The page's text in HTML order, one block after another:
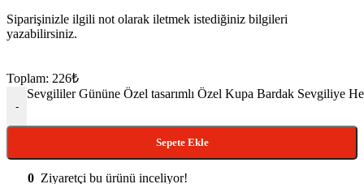
Siparişinizle ilgili not olarak iletmek istediğiniz bilgileri
yazabilirsiniz.
Toplam: 226₺
-
Sevgililer Gününe Özel tasarımlı Özel Kupa Bardak Sevgiliye
Sepete Ekle
0 Ziyaretçi bu ürünü inceliyor!